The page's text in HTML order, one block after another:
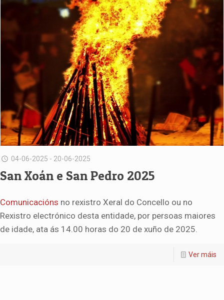
04-06-2025 - 20-06-2025
San Xoán e San Pedro 2025
Comunicacións no rexistro Xeral do Concello ou no
Rexistro electrónico desta entidade, por persoas maiores
de idade, ata ás 14.00 horas do 20 de xuño de 2025.
Ver máis